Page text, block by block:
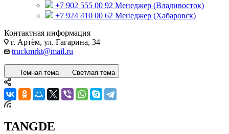
+7 902 555 00 92 Менеджер (Владивосток)
+7 924 410 00 62 Менеджер (Хабаровск)
Контактная информация
г. Артём, ул. Гагарина, 34
truckmrkt@mail.ru
Темная тема Светлая тема
TANGDE